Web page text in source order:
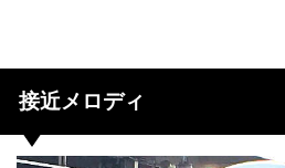
接近メロディ